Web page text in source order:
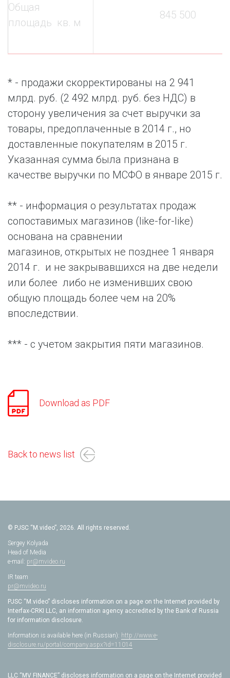
Общая
площадь кв. м
845 500
* - продажи скорректированы на 2 941
млрд. руб. (2 492 млрд. руб. без НДС) в
сторону увеличения за счет выручки за
товары, предоплаченные в 2014 г., но
доставленные покупателям в 2015 г.
Указанная сумма была признана в
качестве выручки по МСФО в январе 2015 г.
** - информация о результатах продаж
сопоставимых магазинов (like-for-like)
основана на сравнении
магазинов, открытых не позднее 1 января
2014 г. и не закрывавшихся на две недели
или более либо не изменивших свою
общую площадь более чем на 20%
впоследствии.
*** - с учетом закрытия пяти магазинов.
Download as PDF
Back to news list
© PJSC “M.video”, 2026. All rights reserved.
Sergey Kolyada
Head of Media
e-mail: pr@mvideo.ru
IR team
pr@mvideo.ru
PJSC “M.video” discloses information on a page on the Internet provided by
Interfax-CRKI LLC, an information agency accredited by the Bank of Russia
for information disclosure.
Information is available here (in Russian): http://www.e-
disclosure.ru/portal/company.aspx?id=11014
LLC “MV FINANCE” discloses information on a page on the Internet provided